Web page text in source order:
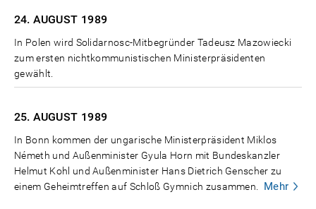
24. AUGUST 1989
In Polen wird Solidarnosc-Mitbegründer Tadeusz Mazowiecki
zum ersten nichtkommunistischen Ministerpräsidenten
gewählt.
25. AUGUST 1989
In Bonn kommen der ungarische Ministerpräsident Miklos
Németh und Außenminister Gyula Horn mit Bundeskanzler
Helmut Kohl und Außenminister Hans Dietrich Genscher zu
einem Geheimtreffen auf Schloß Gymnich zusammen.
Mehr